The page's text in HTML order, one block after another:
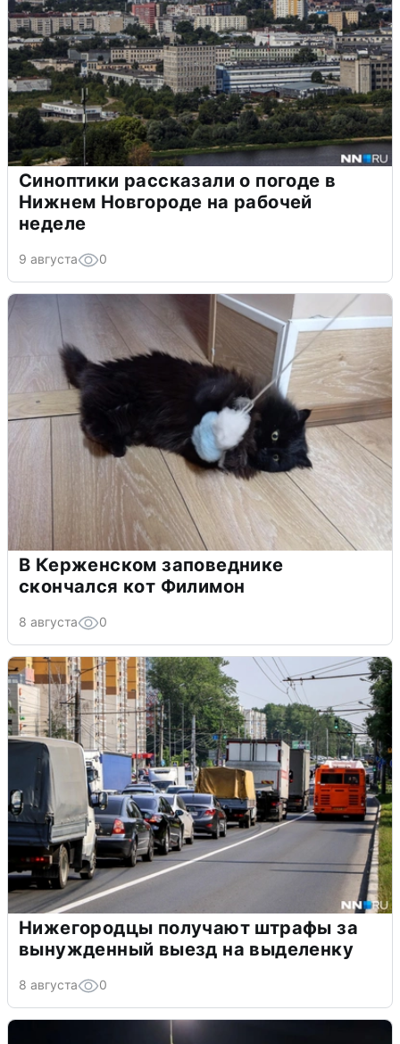
Синоптики рассказали о погоде в
Нижнем Новгороде на рабочей
неделе
9 августа 0
В Керженском заповеднике
скончался кот Филимон
8 августа 0
Нижегородцы получают штрафы за
вынужденный выезд на выделенку
8 августа 0